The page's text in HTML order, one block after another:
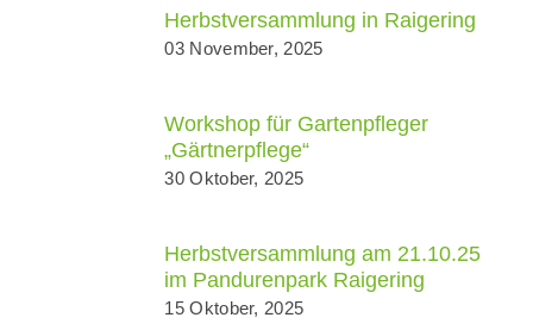
Herbstversammlung in Raigering
03 November, 2025
Workshop für Gartenpfleger
„Gärtnerpflege“
30 Oktober, 2025
Herbstversammlung am 21.10.25
im Pandurenpark Raigering
15 Oktober, 2025